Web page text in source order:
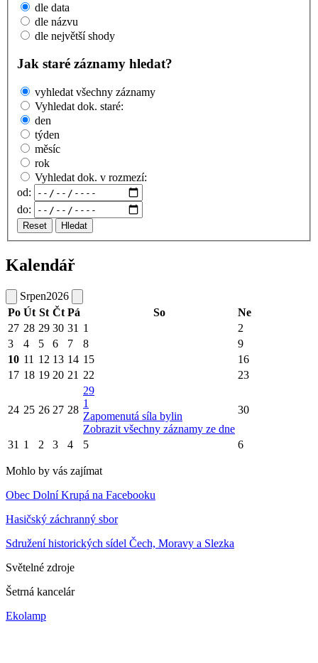
dle data
dle názvu
dle největší shody
Jak staré záznamy hledat?
vyhledat všechny záznamy
Vyhledat dok. staré:
den
týden
měsíc
rok
Vyhledat dok. v rozmezí:
od:
do:
Reset Hledat
Kalendář
Srpen2026
Po Út St Čt Pá So
Ne
27 28 29 30 31 1
2
3
4 5 6 7 8
9
10 11 12 13 14 15
16
17 18 19 20 21 22 23
24 25 26 27 28
29
1
Zapomenutá síla bylin
Zobrazit všechny záznamy ze dne
30
31 1 2 3 4 5 6
Mohlo by vás zajímat
Obec Dolní Krupá na Facebooku
Hasičský záchranný sbor
Sdružení historických sídel Čech, Moravy a Slezka
Světelné zdroje
Šetrná kancelár
Ekolamp